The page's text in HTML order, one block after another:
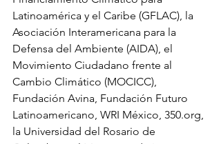
Latinoamérica y el Caribe (GFLAC), la
Asociación Interamericana para la
Defensa del Ambiente (AIDA), el
Movimiento Ciudadano frente al
Cambio Climático (MOCICC),
Fundación Avina, Fundación Futuro
Latinoamericano, WRI México, 350.org,
la Universidad del Rosario de